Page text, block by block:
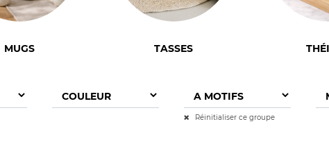
MUGS TASSES
Réinitialiser ce groupe